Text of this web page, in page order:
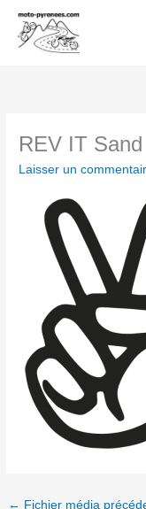
contenu
REV IT
Laisser un
← Fichier média